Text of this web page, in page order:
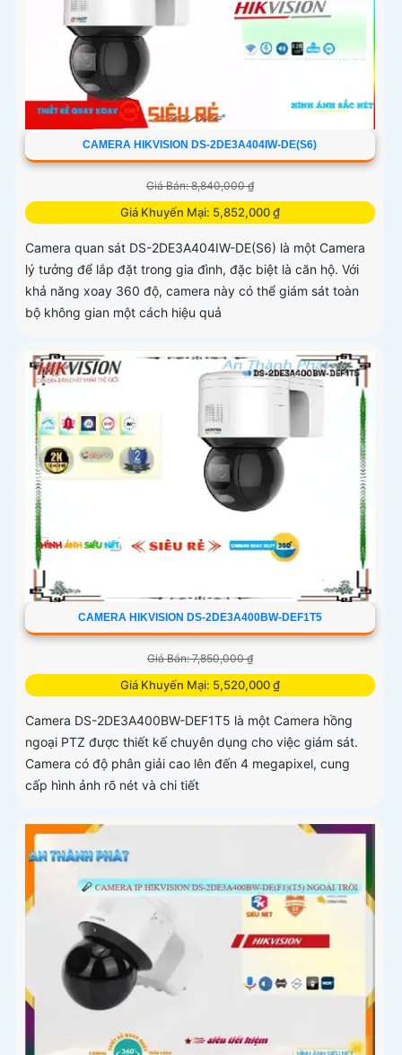
CAMERA HIKVISION DS-2DE3A404IW-DE(S6)
Giá Bán: 8,840,000 ₫
Giá Khuyến Mại: 5,852,000 ₫
Camera quan sát DS-2DE3A404IW-DE(S6) là một Camera
lý tưởng để lắp đặt trong gia đình, đặc biệt là căn hộ. Với
khả năng xoay 360 độ, camera này có thể giám sát toàn
bộ không gian một cách hiệu quả
CAMERA HIKVISION DS-2DE3A400BW-DEF1T5
Giá Bán: 7,850,000 ₫
Giá Khuyến Mại: 5,520,000 ₫
Camera DS-2DE3A400BW-DEF1T5 là một Camera hồng
ngoại PTZ được thiết kế chuyên dụng cho việc giám sát.
Camera có độ phân giải cao lên đến 4 megapixel, cung
cấp hình ảnh rõ nét và chi tiết